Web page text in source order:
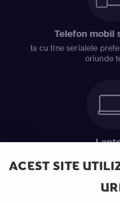
ACEST SITE
Telefon mobil
Ia cu tine serialele
oriunde
ABONEAZĂ-